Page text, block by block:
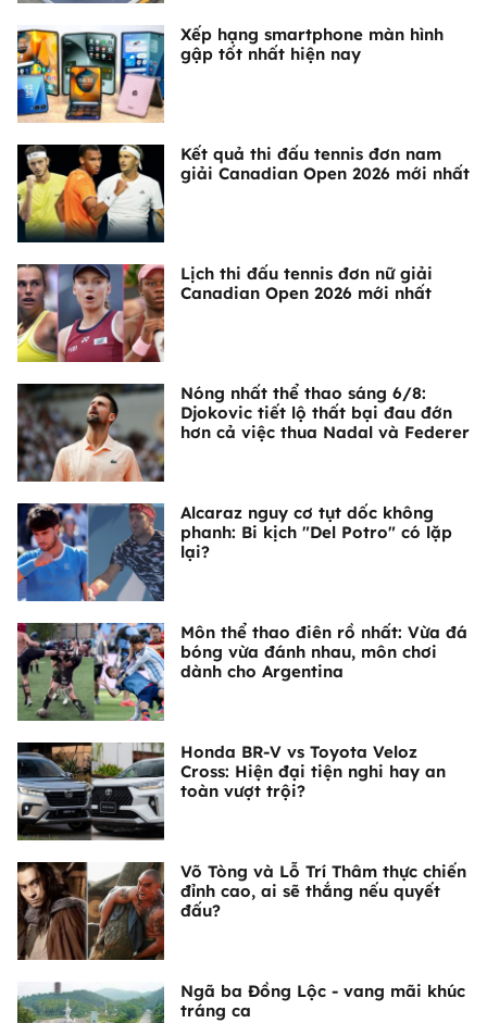
Xếp hạng smartphone màn hình
gập tốt nhất hiện nay
Kết quả thi đấu tennis đơn nam
giải Canadian Open 2026 mới nhất
Lịch thi đấu tennis đơn nữ giải
Canadian Open 2026 mới nhất
Nóng nhất thể thao sáng 6/8:
Djokovic tiết lộ thất bại đau đớn
hơn cả việc thua Nadal và Federer
Alcaraz nguy cơ tụt dốc không
phanh: Bi kịch "Del Potro" có lặp
lại?
Môn thể thao điên rồ nhất: Vừa đá
bóng vừa đánh nhau, môn chơi
dành cho Argentina
Honda BR-V vs Toyota Veloz
Cross: Hiện đại tiện nghi hay an
toàn vượt trội?
Võ Tòng và Lỗ Trí Thâm thực chiến
đỉnh cao, ai sẽ thắng nếu quyết
đấu?
Ngã ba Đồng Lộc - vang mãi khúc
tráng ca